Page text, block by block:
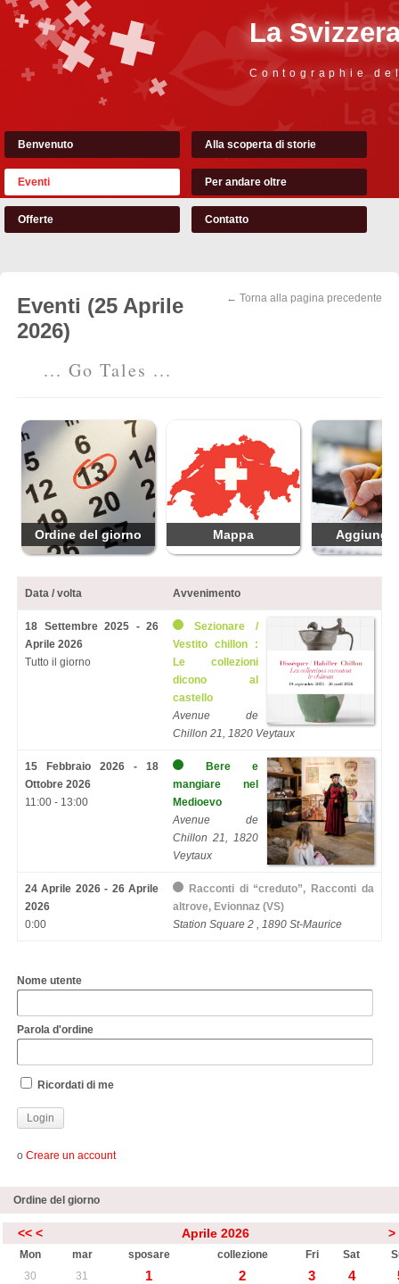
La
Contographie
Benvenuto Alla scoperta di storie
Eventi Per andare oltre
Offerte Contatto
← Torna alla pagina precedente
Eventi (25 Aprile
2026)
... Go Tales ...
Ordine del giorno Mappa Aggiungi
Data / volta Avvenimento
18 Settembre 2025 - 26
Aprile 2026
Tutto il giorno
Sezionare /
Vestito chillon :
Le collezioni
dicono al
castello
Avenue de
Chillon 21, 1820 Veytaux
15 Febbraio 2026 - 18
Ottobre 2026
11:00 - 13:00
Bere e
mangiare nel
Medioevo
Avenue de
Chillon 21, 1820
Veytaux
24 Aprile 2026 - 26 Aprile
2026
0:00
Racconti di “creduto”, Racconti da
altrove, Evionnaz (VS)
Station Square 2 , 1890 St-Maurice
Nome utente
Parola d'ordine
Ricordati di me
o Creare un account
Ordine del giorno
<< < Aprile 2026 >
Mon mar sposare collezione Fri Sat
30
31 1 2 3 4